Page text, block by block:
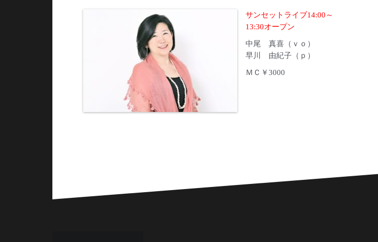
サンセットライブ14:00～
13:30オープン
中尾 真喜（ｖｏ）
早川 由紀子（ｐ）
ＭＣ￥3000